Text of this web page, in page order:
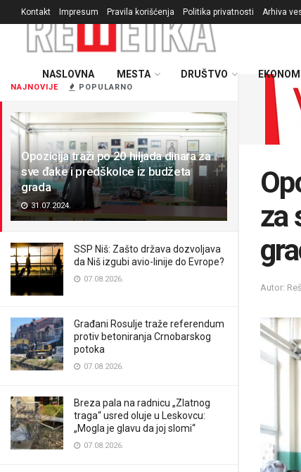
NAJNOVIJE POPULARNO
Opozicija traži po 20 hiljada dinara za
sve đake i predškolce iz budžeta
grada
31.07.2024.
SSP Niš: Zašto država dozvoljava
da Niš izgubi avio-linije do Evrope?
07.08.2026.
Građani Rosulje traže referendum
protiv betoniranja Crnobarskog
potoka
07.08.2026.
Breza pala na radnicu „Zlatnog
traga“ usred oluje u Leskovcu:
„Mogla je glavu da joj slomi“
07.08.2026.
Kontakt Impresum Pravila korišćenja Politika privatnosti Arhiva
NASLOVNA MESTA DRUŠTVO
za
Autor: